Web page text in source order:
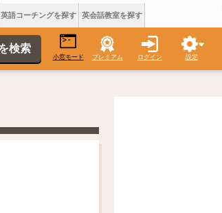
英語コーチングを探す 英会話教室を探す
小窓モード プレミアム ログイン 設定